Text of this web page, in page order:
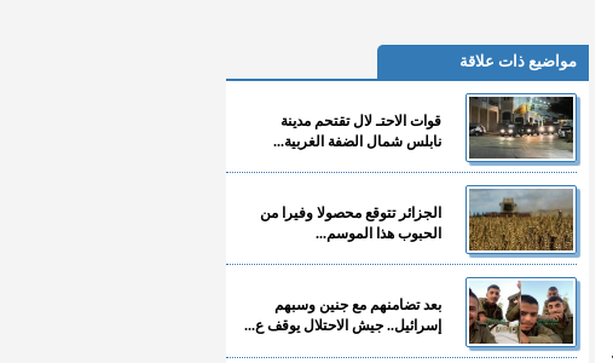
مواضيع ذات علاقة
قوات الاحتـ لال تقتحم مدينة
نابلس شمال الضفة الغربية...
الجزائر تتوقع محصولا وفيرا من
الحبوب هذا الموسم...
بعد تضامنهم مع جنين وسبهم
إسرائيل.. جيش الاحتلال يوقف ع...